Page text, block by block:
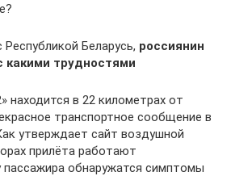
Республикой Беларусь, россиянин
какими трудностями
находится в 22 километрах от
транспортное сообщение в
утверждает сайт воздушной
прилёта работают
пассажира обнаружатся симптомы